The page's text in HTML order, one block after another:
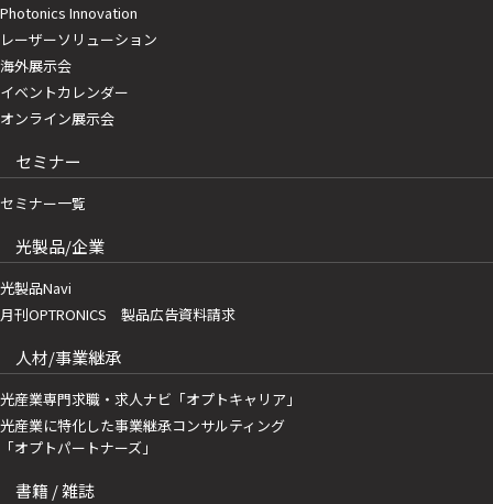
Photonics Innovation
レーザーソリューション
海外展示会
イベントカレンダー
オンライン展示会
セミナー
セミナー一覧
光製品/企業
光製品Navi
月刊OPTRONICS 製品広告資料請求
人材/事業継承
光産業専門求職・求人ナビ「オプトキャリア」
光産業に特化した事業継承コンサルティング
「オプトパートナーズ」
書籍 / 雑誌